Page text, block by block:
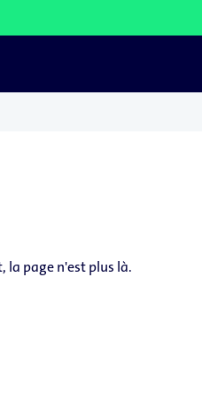
la page n'est plus là.